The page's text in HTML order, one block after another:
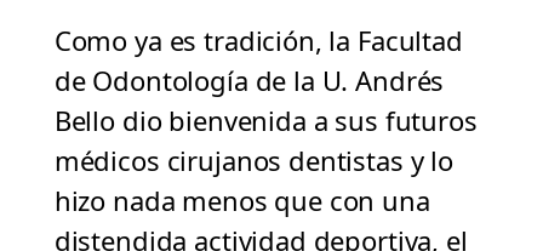
Como ya es tradición, la Facultad
de Odontología de la U. Andrés
Bello dio bienvenida a sus futuros
médicos cirujanos dentistas y lo
hizo nada menos que con una
distendida actividad deportiva, el